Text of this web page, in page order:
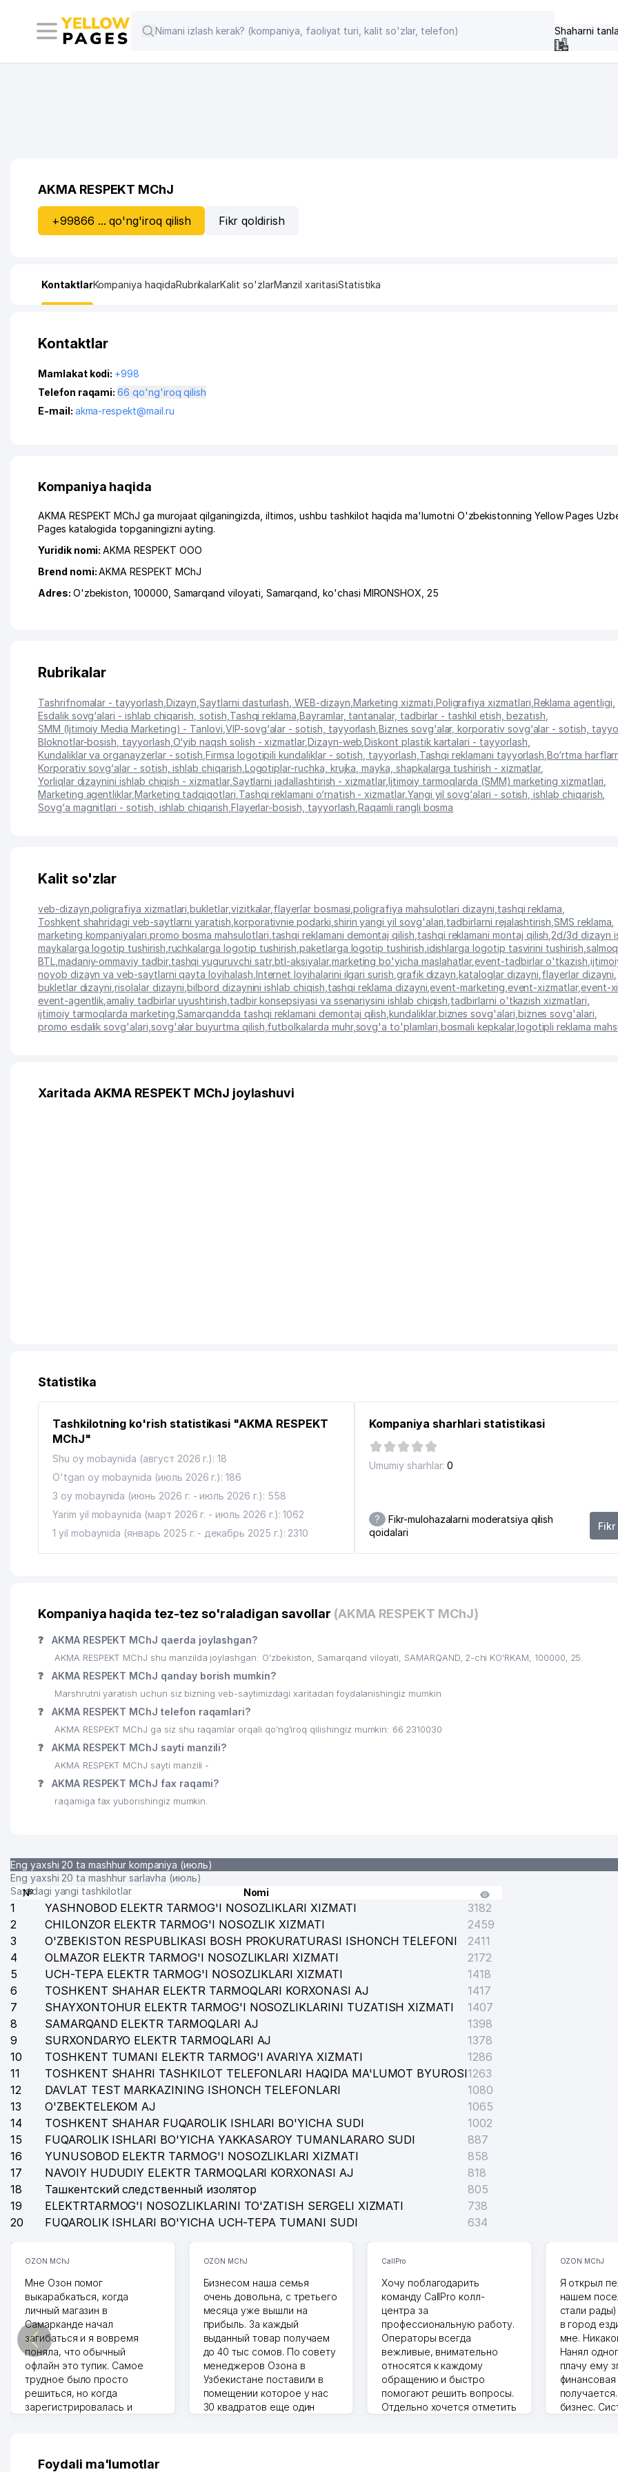
Shaharni
AKMA RESPEKT MChJ
+99866 ... qo'ng'iroq qilish Fikr qoldirish
KontaktlarKompaniya haqidaRubrikalarKalit so'zlarManzil xaritasiStatistika
Kontaktlar
Mamlakat kodi: +998
Telefon raqami:
66 qo'ng'iroq qilish
E-mail: akma-respekt@mail.ru
Kompaniya haqida
AKMA RESPEKT MChJ ga murojaat qilganingizda, iltimos, ushbu tashkilot haqida ma'lumotni O'zbekistonning Yellow Pages
Pages katalogida topganingizni ayting.
Yuridik nomi:AKMA RESPEKT ООО
Brend nomi:AKMA RESPEKT MChJ
Adres: O'zbekiston, 100000, Samarqand viloyati Samarqand ,ko'chasi MIRONSHOX , 25
Rubrikalar
Tashrifnomalar - tayyorlash Dizayn Saytlarni dasturlash, WEB-dizayn Marketing xizmati Poligrafiya xizmatlari Reklama agentligi
Esdalik sovg‘alari - ishlab chiqarish, sotish Tashqi reklama Bayramlar, tantanalar, tadbirlar - tashkil etish, bezatish
SMM (Ijtimoiy Media Marketing) - Tanlovi VIP-sovg‘alar - sotish, tayyorlash ,Biznes sovg‘alar, korporativ sovg‘alar - sotish,
Bloknotlar-bosish, tayyorlash O‘yib naqsh solish - xizmatlar,Dizayn-web ,Diskont plastik kartalari - tayyorlash
Kundaliklar va organayzerlar - sotish ,Firmsa logotipili kundaliklar - sotish, tayyorlash Tashqi reklamani tayyorlash ,Bo‘rtma
Korporativ sovg‘alar - sotish, ishlab chiqarish Logotiplar-ruchka, krujka, mayka, shapkalarga tushirish - xizmatlar,
Yorliqlar dizaynini ishlab chiqish - xizmatlar, Saytlarni jadallashtirish - xizmatlar,Ijtimoiy tarmoqlarda (SMM) marketing xizmatlari
Marketing agentliklar,Marketing tadqiqotlari Tashqi reklamani o‘rnatish - xizmatlar,Yangi yil sovg‘alari - sotish, ishlab chiqarish
Sovg‘a magnitlari - sotish, ishlab chiqarish Flayerlar-bosish, tayyorlash ,Raqamli rangli bosma
Kalit so'zlar
veb-dizayn ,poligrafiya xizmatlari ,bukletlar,vizitkalar, flayerlar bosmasi ,poligrafiya mahsulotlari dizayni tashqi reklama
Toshkent shahridagi veb-saytlarni yaratish korporativnie podarki shirin yangi yil sovg'alari tadbirlarni rejalashtirish SMS reklama
marketing kompaniyalari promo bosma mahsulotlari tashqi reklamani demontaj qilish tashqi reklamani montaj qilish 2d/3d dizayn
maykalarga logotip tushirish ruchkalarga logotip tushirish ,paketlarga logotip tushirish idishlarga logotip tasvirini tushirish
BTL madaniy-ommaviy tadbir, tashqi yuguruvchi satr,btl-aksiyalar,marketing bo'yicha maslahatlar,event-tadbirlar o'tkazish
noyob dizayn va veb-saytlarni qayta loyihalash Internet loyihalarini ilgari surish grafik dizayn ,kataloglar dizayni flayerlar dizayni
bukletlar dizayni ,risolalar dizayni ,bilbord dizaynini ishlab chiqish tashqi reklama dizayni ,event-marketing event-xizmatlar,event-
event-agentlik ,amaliy tadbirlar uyushtirish tadbir konsepsiyasi va ssenariysini ishlab chiqish tadbirlarni o'tkazish xizmatlari
ijtimoiy tarmoqlarda marketing Samarqandda tashqi reklamani demontaj qilish ,kundaliklar,biznes sovg'alari biznes sovg'alari
promo esdalik sovg'alari sovg'alar buyurtma qilish futbolkalarda muhr,sovg'a to'plamlari bosmali kepkalar,logotipli reklama
Xaritada AKMA RESPEKT MChJ joylashuvi
Statistika
Tashkilotning ko'rish statistikasi "AKMA RESPEKT
MChJ"
Shu oy mobaynida (август 2026 г.): 18
O'tgan oy mobaynida (июль 2026 г.): 186
3 oy mobaynida (июнь 2026 г. - июль 2026 г.): 558
Yarim yil mobaynida (март 2026 г. - июль 2026 г.): 1062
1 yil mobaynida (январь 2025 г. - декабрь 2025 г.): 2310
Kompaniya sharhlari statistikasi
Umumiy sharhlar: 0
?
Fikr-mulohazalarni moderatsiya qilish
qoidalari
Kompaniya haqida tez-tez so'raladigan savollar (AKMA RESPEKT MChJ)
❓ AKMA RESPEKT MChJ qaerda joylashgan?
AKMA RESPEKT MChJ shu manzilda joylashgan: O'zbekiston, Samarqand viloyati, SAMARQAND, 2-chi KO'RKAM, 100000, 25.
❓ AKMA RESPEKT MChJ qanday borish mumkin?
Marshrutni yaratish uchun siz bizning veb-saytimizdagi xaritadan foydalanishingiz mumkin
❓ AKMA RESPEKT MChJ telefon raqamlari?
AKMA RESPEKT MChJ ga siz shu raqamlar orqali qo’ng’iroq qilishingiz mumkin: 66 2310030
❓ AKMA RESPEKT MChJ sayti manzili?
AKMA RESPEKT MChJ sayti manzili -
❓ AKMA RESPEKT MChJ fax raqami?
raqamiga fax yuborishingiz mumkin.
Eng yaxshi 20 ta mashhur kompaniya (июль)
Eng yaxshi 20 ta mashhur sarlavha (июль)
Saytdagi yangi tashkilotlar
№ Nomi
1 YASHNOBOD ELEKTR TARMOG'I NOSOZLIKLARI XIZMATI
3182
2
CHILONZOR ELEKTR TARMOG'I NOSOZLIK XIZMATI
2459
3
O'ZBEKISTON RESPUBLIKASI BOSH PROKURATURASI ISHONCH TELEFONI
2411
4
OLMAZOR ELEKTR TARMOG'I NOSOZLIKLARI XIZMATI
2172
5
UCH-TEPA ELEKTR TARMOG'I NOSOZLIKLARI XIZMATI
1418
6
TOSHKENT SHAHAR ELEKTR TARMOQLARI KORXONASI AJ
1417
7
SHAYXONTOHUR ELEKTR TARMOG'I NOSOZLIKLARINI TUZATISH XIZMATI
1407
8
SAMARQAND ELEKTR TARMOQLARI AJ
1398
9
SURXONDARYO ELEKTR TARMOQLARI AJ
1378
10
TOSHKENT TUMANI ELEKTR TARMOG'I AVARIYA XIZMATI
1286
11
TOSHKENT SHAHRI TASHKILOT TELEFONLARI HAQIDA MA'LUMOT BYUROSI1263
12
DAVLAT TEST MARKAZINING ISHONCH TELEFONLARI
1080
13
O'ZBEKTELEKOM AJ
1065
14
TOSHKENT SHAHAR FUQAROLIK ISHLARI BO'YICHA SUDI
1002
15
FUQAROLIK ISHLARI BO'YICHA YAKKASAROY TUMANLARARO SUDI
887
16
YUNUSOBOD ELEKTR TARMOG'I NOSOZLIKLARI XIZMATI
858
17
NAVOIY HUDUDIY ELEKTR TARMOQLARI KORXONASI AJ
818
18
Ташкентский следственный изолятор
805
19
ELEKTRTARMOG'I NOSOZLIKLARINI TO'ZATISH SERGELI XIZMATI
738
20
FUQAROLIK ISHLARI BO'YICHA UCH-TEPA TUMANI SUDI 634
OZON MChJ
Мне Озон помог
выкарабкаться, когда
личный магазин в
Самарканде начал
загибаться и я вовремя
поняла, что обычный
офлайн это тупик. Самое
трудное было просто
решиться, но когда
зарегистрировалась и
на себя доставку до
OZON MChJ
Бизнесом наша семья
очень довольна, с третьего
месяца уже вышли на
прибыль. За каждый
выданный товар получаем
до 40 тыс сомов. По совету
менеджеров Озона в
Узбекистане поставили в
помещении которое у нас
30 квадратов еще один
CallPro
Хочу поблагодарить
команду CallPro колл-
центра за
профессиональную работу.
Операторы всегда
вежливые, внимательно
относятся к каждому
обращению и быстро
помогают решить вопросы.
Отдельно хочется отметить
OZON MChJ
Я открыл
нашем
стали
в город
мне.
Нанял
плачу ему
бизнес.
Foydali ma'lumotlar